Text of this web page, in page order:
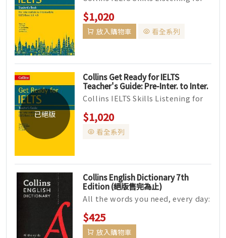
IELTS Speaking...
$1,020
放入購物車 看全系列
已絕版
Collins Get Ready for IELTS
Teacher's Guide: Pre-Inter. to Inter.
(with MP3) (IELTS 3.5-4.5)
Collins IELTS Skills Listening for
IELTS Speaking...
$1,020
看全系列
Collins English Dictionary 7th
Edition (絕版售完為止)
All the words you need, every day:
the perfect dic...
$425
放入購物車